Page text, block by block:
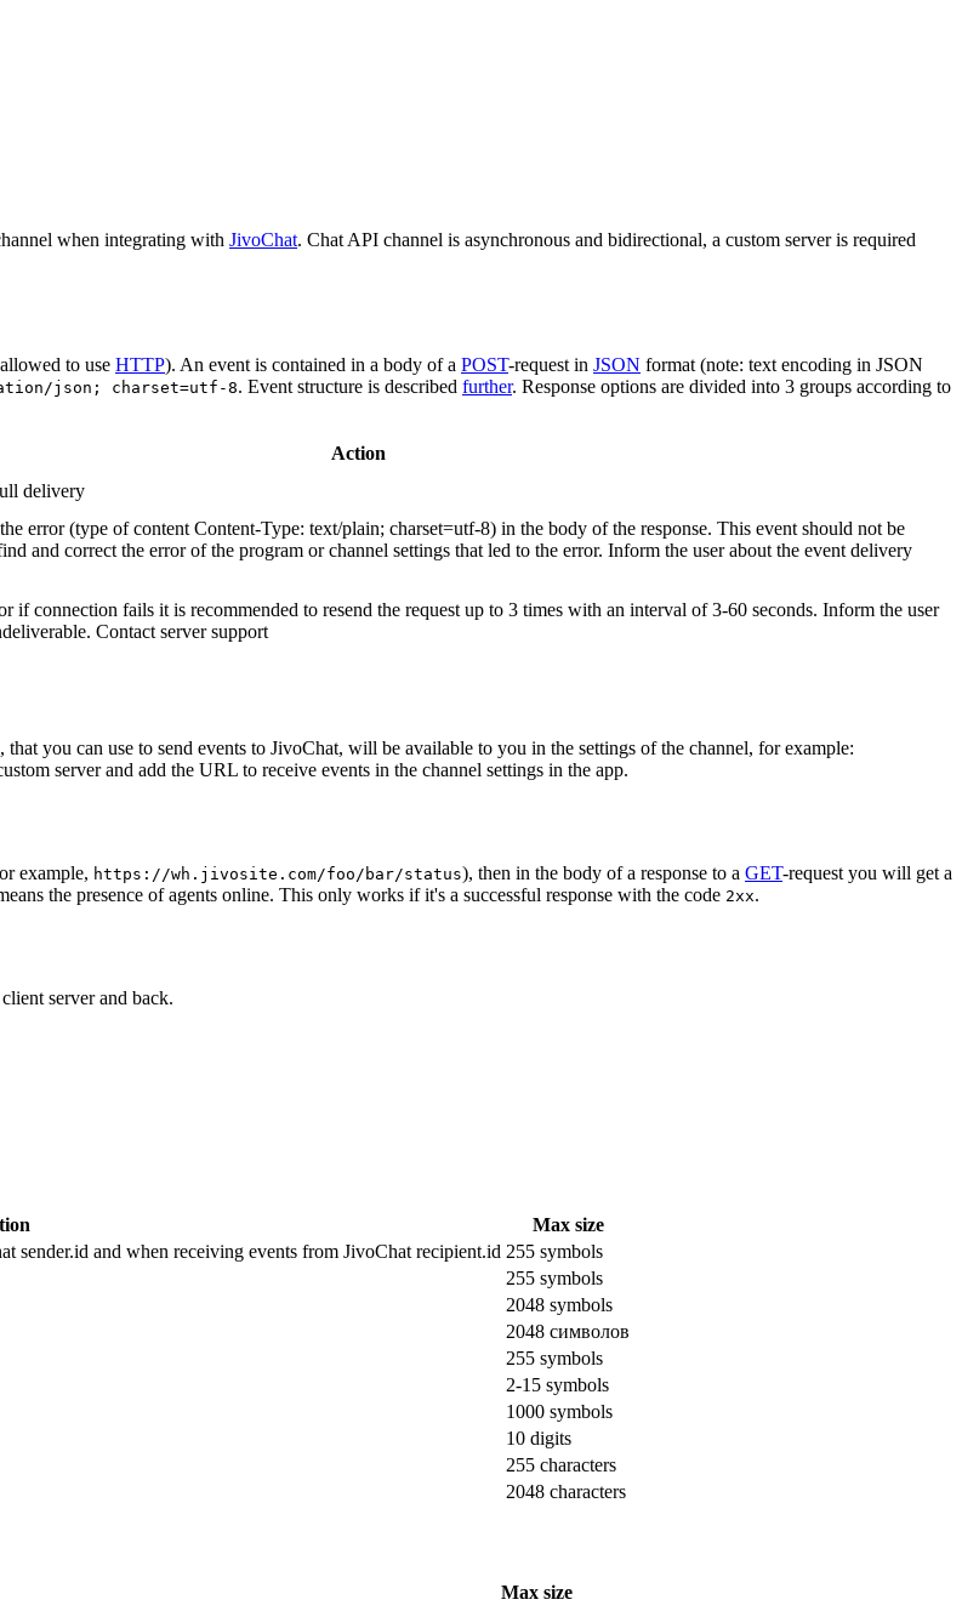
when integrating with JivoChat. Chat API channel is asynchronous and bidirectional, a custom server is required
to use HTTP). An event is contained in a body of a POST-request in JSON format (note: text encoding in JSON
json; charset=utf-8. Event structure is described further. Response options are divided into 3 groups according to
Action
delivery
error (type of content Content-Type: text/plain; charset=utf-8) in the body of the response. This event should not be
and correct the error of the program or channel settings that led to the error. Inform the user about the event delivery
if connection fails it is recommended to resend the request up to 3 times with an interval of 3-60 seconds. Inform the user
Contact server support
, that you can use to send events to JivoChat, will be available to you in the settings of the channel, for example:
server and add the URL to receive events in the channel settings in the app.
example, https://wh.jivosite.com/foo/bar/status), then in the body of a response to a GET-request you will get a
the presence of agents online. This only works if it's a successful response with the code 2xx.
server and back.
Max size
sender.id and when receiving events from JivoChat recipient.id 255 symbols
255 symbols
2048 symbols
2048 символов
255 symbols
2-15 symbols
1000 symbols
10 digits
255 characters
2048 characters
Max size